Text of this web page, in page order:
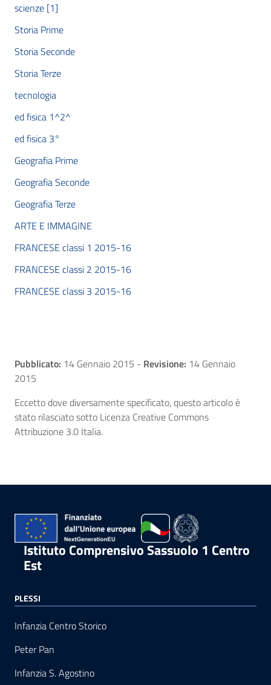
scienze [1]
Storia Prime
Storia Seconde
Storia Terze
tecnologia
ed fisica 1^2^
ed fisica 3°
Geografia Prime
Geografia Seconde
Geografia Terze
ARTE E IMMAGINE
FRANCESE classi 1 2015-16
FRANCESE classi 2 2015-16
FRANCESE classi 3 2015-16
Pubblicato: 14 Gennaio 2015 - Revisione: 14 Gennaio
2015
Eccetto dove diversamente specificato, questo articolo è
stato rilasciato sotto Licenza Creative Commons
Attribuzione 3.0 Italia.
Istituto Comprensivo Sassuolo 1 Centro
Est
PLESSI
Infanzia Centro Storico
Peter Pan
Infanzia S. Agostino